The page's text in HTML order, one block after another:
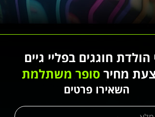
הולדת חוגגים בפליי גיים
מחיר סופר משתלמת
השאירו פרטים